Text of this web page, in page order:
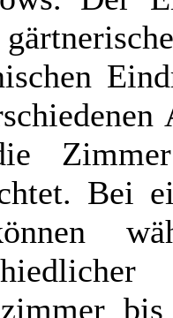
Bei